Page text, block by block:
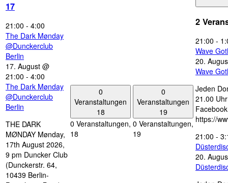
17
21:00 - 4:00
The Dark Mønday
@Dunckerclub
Berlin
17. August @
21:00 - 4:00
The Dark Mønday
@Dunckerclub
Berlin
THE DARK
MØNDAY Mønday,
17th August 2026,
9 pm Duncker Club
(Dunckerstr. 64,
10439 Berlin-
0
Veranstaltungen
18
0 Veranstaltungen,
18
0
Veranstaltungen
19
0 Veranstaltungen,
19
2
21:00 -
Wave
20.
Wave
Jeden
21.00
https://
21:00 -
20.